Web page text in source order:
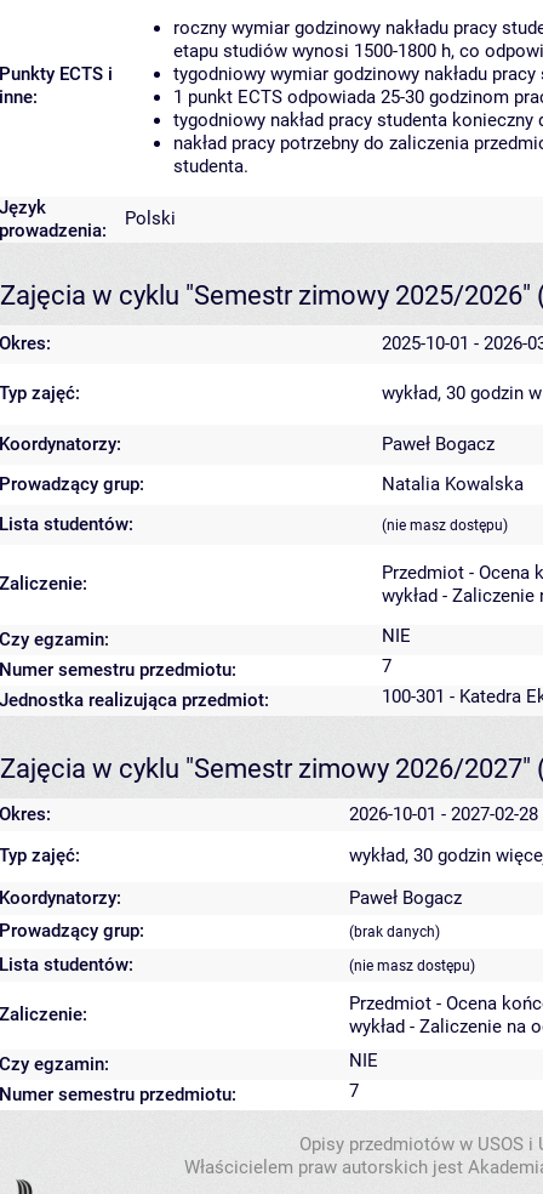
Punkty ECTS i
inne:
roczny wymiar godzinowy nakładu pracy
etapu studiów wynosi 1500-1800 h, co
tygodniowy wymiar godzinowy nakładu
1 punkt ECTS odpowiada 25-30 godzinom
tygodniowy nakład pracy studenta
nakład pracy potrzebny do zaliczenia
studenta.
Język
prowadzenia:
Polski
Zajęcia w cyklu "Semestr zimowy 2025/2026"
Okres: 2025-10-01 - 2026-
Typ zajęć: wykład, 30 godzin
Koordynatorzy:
Paweł Bogacz
Prowadzący grup:
Natalia Kowalska
Lista studentów:
(nie masz dostępu)
Zaliczenie:
Przedmiot - Ocena
wykład - Zaliczenie
Czy egzamin:
NIE
Numer semestru przedmiotu:
7
Jednostka realizująca przedmiot:
100-301 - Katedra
Zajęcia w cyklu "Semestr zimowy 2026/2027"
Okres:
2026-10-01 - 2027-02-28
Typ zajęć:
wykład, 30 godzin
Koordynatorzy:
Paweł Bogacz
Prowadzący grup:
(brak danych)
Lista studentów: (nie masz dostępu)
Zaliczenie:
Przedmiot - Ocena
wykład - Zaliczenie na
Czy egzamin:
NIE
Numer semestru przedmiotu:
7
Opisy przedmiotów w USOS
Właścicielem praw autorskich jest